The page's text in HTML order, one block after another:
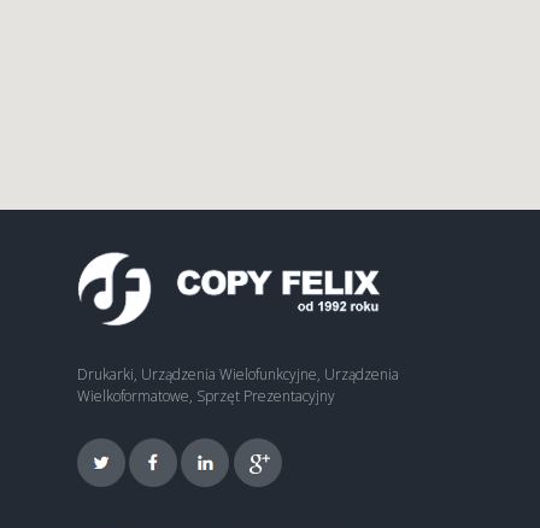
Drukarki, Urządzenia Wielofunkcyjne, Urządzenia
Wielkoformatowe, Sprzęt Prezentacyjny